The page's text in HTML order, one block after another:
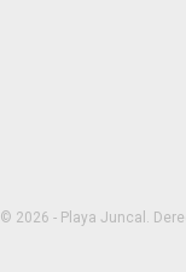
© 2026 - Playa Juncal.